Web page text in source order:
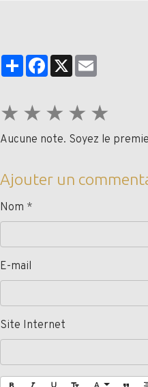
PartagerFacebook
X Email
★ ★ ★ ★ ★
Aucune note. Soyez le
Ajouter un
Nom
E-mail
Site Internet